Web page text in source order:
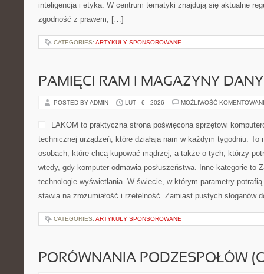
inteligencja i etyka. W centrum tematyki znajdują się aktualne
zgodność z prawem, […]
CATEGORIES: ARTYKUŁY SPONSOROWANE
PAMIĘCI RAM I MAGAZYNY
POSTED BY ADMIN LUT - 6 - 2026 MOŻLIWOŚĆ
LAKOM to praktyczna strona poświęcona sprzętowi
technicznej urządzeń, które działają nam w każdym tygodniu.
osobach, które chcą kupować mądrzej, a także o tych, którzy
wtedy, gdy komputer odmawia posłuszeństwa. Inne kategorie to
technologie wyświetlania. W świecie, w którym parametry potrafią
stawia na zrozumiałość i rzetelność. Zamiast pustych sloganów
CATEGORIES: ARTYKUŁY SPONSOROWANE
PORÓWNANIA PODZESPOŁÓW